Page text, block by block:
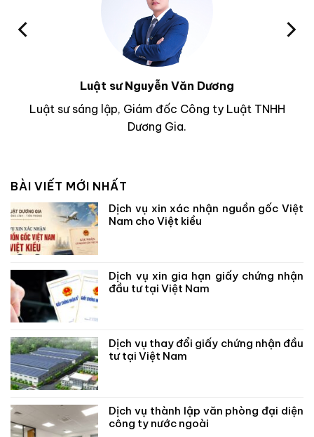
Luật sư Nguyễn Văn Dương
Luật sư sáng lập, Giám đốc Công ty Luật TNHH
Dương Gia.
BÀI VIẾT MỚI NHẤT
Dịch vụ xin xác nhận nguồn gốc Việt
Nam cho Việt kiều
Dịch vụ xin gia hạn giấy chứng nhận
đầu tư tại Việt Nam
Dịch vụ thay đổi giấy chứng nhận đầu
tư tại Việt Nam
Dịch vụ thành lập văn phòng đại diện
công ty nước ngoài